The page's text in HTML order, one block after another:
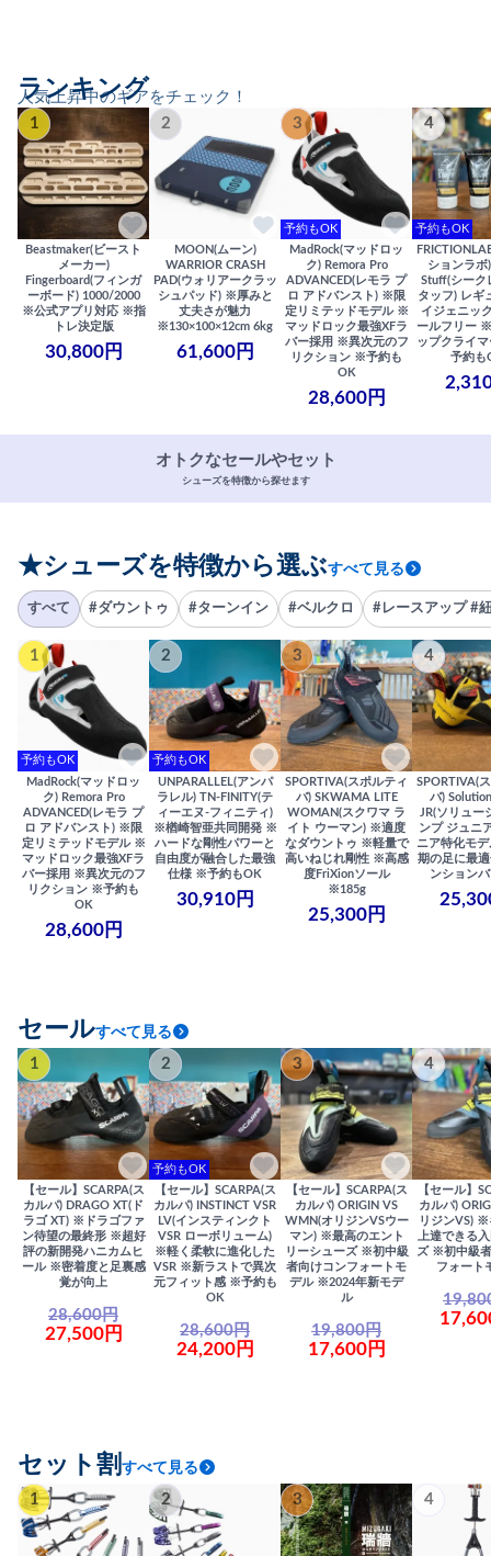
人気上昇中のギアをチェック！
ランキング
1
Beastmaker(ビースト
メーカー)
Fingerboard(フィンガ
ーボード) 1000/2000
※公式アプリ対応 ※指
トレ決定版
30,800円
2
MOON(ムーン)
WARRIOR CRASH
PAD(ウォリアークラッ
シュパッド) ※厚みと
丈夫さが魅力
※130×100×12cm 6kg
61,600円
3
予約もOK
MadRock(マッドロッ
ク) Remora Pro
ADVANCED(レモラ プ
ロ アドバンスト) ※限
定リミテッドモデル ※
マッドロック最強XFラ
バー採用 ※異次元のフ
リクション ※予約も
OK
28,600円
4
予約もOK
ションラボ
Stuff(シーク
タッフ) レギ
イジェニッ
ールフリー
ップクライ
予約も
オトクなセールやセット
シューズを特徴から探せます
★シューズを特徴から選ぶすべて見る
すべて #ダウントゥ #ターンイン #ベルクロ #レースアップ #
1
予約もOK
MadRock(マッドロッ
ク) Remora Pro
ADVANCED(レモラ プ
ロ アドバンスト) ※限
定リミテッドモデル ※
マッドロック最強XFラ
バー採用 ※異次元のフ
リクション ※予約も
OK
28,600円
2
予約もOK
UNPARALLEL(アンパ
ラレル) TN-FINITY(テ
ィーエヌ-フィニティ)
※楢崎智亜共同開発 ※
ハードな剛性パワーと
自由度が融合した最強
仕様 ※予約もOK
30,910円
3
SPORTIVA(スポルティ
バ) SKWAMA LITE
WOMAN(スクワマ ラ
イト ウーマン) ※適度
なダウントゥ ※軽量で
高いねじれ剛性 ※高感
度FriXionソール
※185g
25,300円
4
SPORTIVA(
バ)
JR(ソリュー
ンプ ジュニ
ニア特化モ
期の足に最
ンション
セールすべて見る
1
【セール】SCARPA(ス
カルパ) DRAGO XT(ド
ラゴ XT) ※ドラゴファ
ン待望の最終形 ※超好
評の新開発ハニカムヒ
ール ※密着度と足裏感
覚が向上
28,600円
27,500円
2
予約もOK
【セール】SCARPA(ス
カルパ) INSTINCT VSR
LV(インスティンクト
VSR ローボリューム)
※軽く柔軟に進化した
VSR ※新ラストで異次
元フィット感 ※予約も
OK
28,600円
24,200円
3
【セール】SCARPA(ス
カルパ) ORIGIN VS
WMN(オリジンVSウー
マン) ※最高のエント
リーシューズ ※初中級
者向けコンフォートモ
デル ※2024年新モデ
ル
19,800円
17,600円
4
【セール】
カルパ)
リジンVS) ※
上達できる
ズ ※初中級
フォート
セット割 すべて見る
1 2 3 4